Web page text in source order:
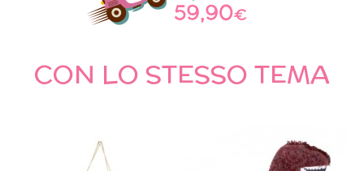
CON LO STESSO TEMA